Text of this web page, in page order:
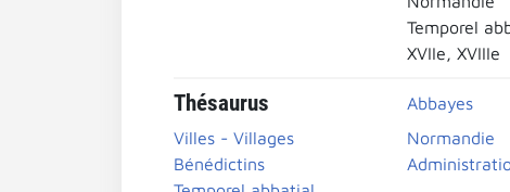
Temporel
XVIIe, XVIIIe
Thésaurus
Abbayes
Villes - Villages
Normandie
Bénédictins